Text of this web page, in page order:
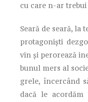
cu care n-ar trebui
Seară de seară, la
protagoniști
vin și perorează
bunul mers al
grele, încercând
dacă le